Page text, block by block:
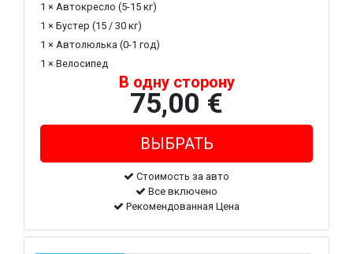
1 × Автокресло (5-15 кг)
1 × Бустер (15 / 30 кг)
1 × Автолюлька (0-1 год)
1 × Велосипед
В одну сторону
75,00 €
Стоимость за авто
Все включено
Рекомендованная Цена